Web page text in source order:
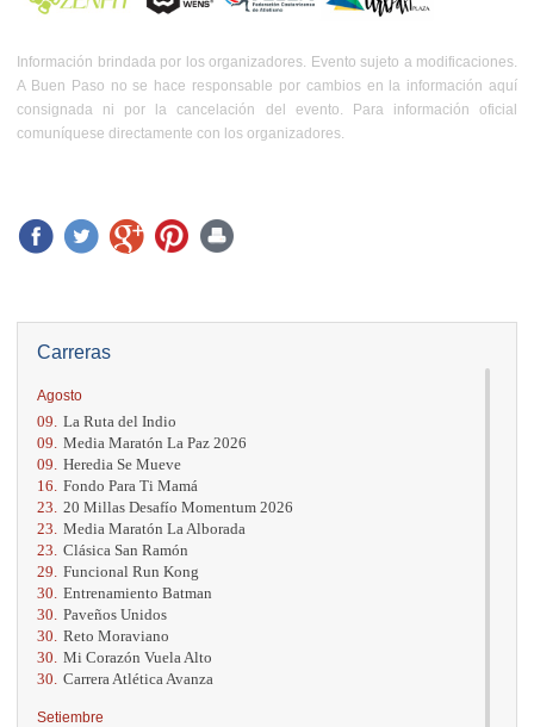
Carreras
Agosto
09. La Ruta del Indio
09. Media Maratón La Paz 2026
09. Heredia Se Mueve
16. Fondo Para Ti Mamá
23. 20 Millas Desafío Momentum 2026
23. Media Maratón La Alborada
23. Clásica San Ramón
29. Funcional Run Kong
30. Entrenamiento Batman
30. Paveños Unidos
30. Reto Moraviano
30. Mi Corazón Vuela Alto
30. Carrera Atlética Avanza
Setiembre
Información brindada por los organizadores. Evento sujeto a modificaciones.
A Buen Paso no se hace responsable por cambios en la información aquí
consignada ni por la cancelación del evento. Para información oficial
comuníquese directamente con los organizadores.